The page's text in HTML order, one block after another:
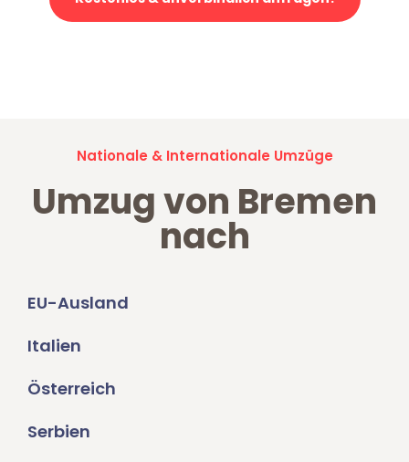
Nationale & Internationale Umzüge
Umzug von Bremen
nach
EU-Ausland
Italien
Österreich
Serbien